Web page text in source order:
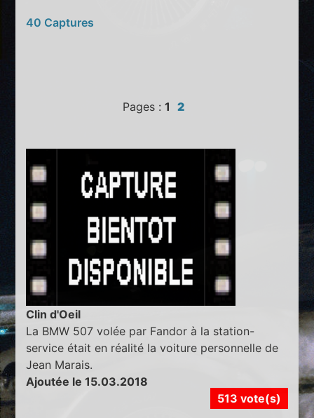
40 Captures
Pages : 1 2
Clin d'Oeil
La BMW 507 volée par Fandor à la station-
service était en réalité la voiture personnelle de
Jean Marais.
Ajoutée le 15.03.2018
513 vote(s)